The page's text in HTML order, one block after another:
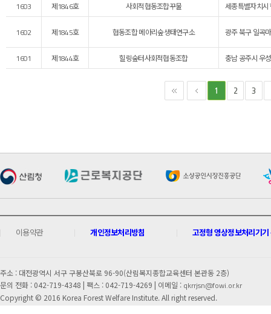
1603
제1846호 사회적협동조합꾸물 세종특별자치
1602 제1845호 협동조합 메아리숲생태연구소 광주 북구 일곡
1601 제1844호 힐링숲터사회적협동조합 충남 공주시 우
1 2 3
이용약관 개인정보처리방침 고정형 영상정보처리기기
주소 : 대전광역시 서구 구봉산북로 96-90(산림복지종합교육센터 본관동 2층)
문의 전화 : 042-719-4348 | 팩스 : 042-719-4269 | 이메일 : qkrrjsn@fowi.or.kr
Copyright © 2016 Korea Forest Welfare Institute. All right reserved.